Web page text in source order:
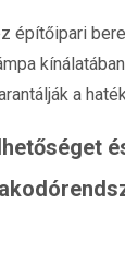
építőipari
a